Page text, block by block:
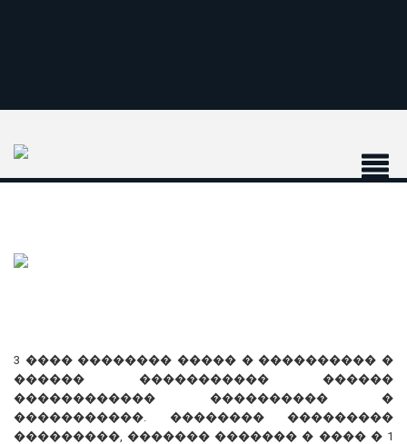
3 ���� �������� ����� � ���������� �
������ ����������� ������
������������ ���������� �
�����������. �������� ���������
���������, ������� ������� � ���� � 1